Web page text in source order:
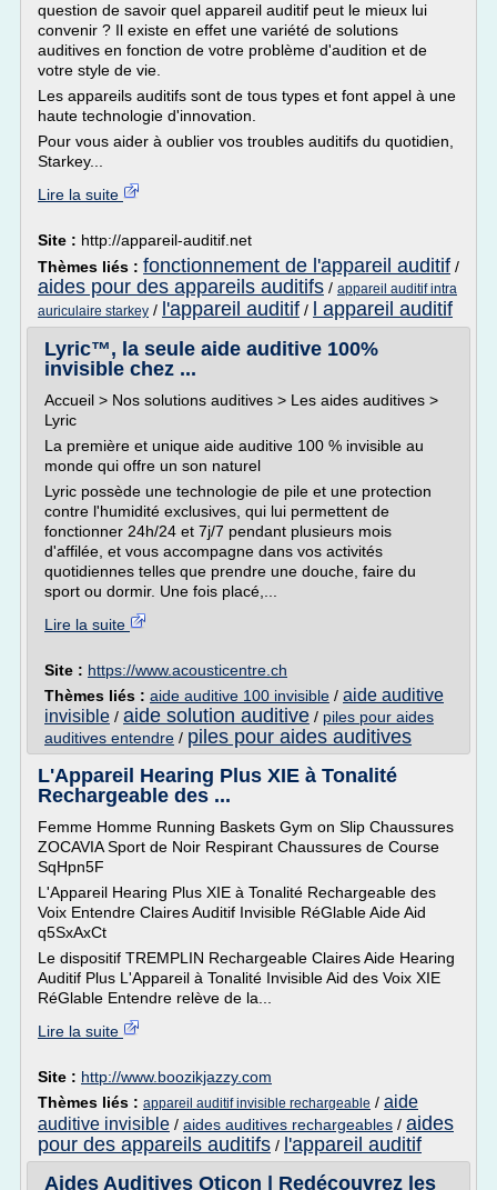
question de savoir quel appareil auditif peut le mieux lui
convenir ? Il existe en effet une variété de solutions
auditives en fonction de votre problème d'audition et de
votre style de vie.
Les appareils auditifs sont de tous types et font appel à une
haute technologie d'innovation.
Pour vous aider à oublier vos troubles auditifs du quotidien,
Starkey...
Lire la suite
Site : http://appareil-auditif.net
Thèmes liés : fonctionnement de l'appareil auditif /
aides pour des appareils auditifs / appareil auditif intra
auriculaire starkey / l'appareil auditif /
l appareil auditif
Lyric™, la seule aide auditive 100%
invisible chez ...
Accueil > Nos solutions auditives > Les aides auditives >
Lyric
La première et unique aide auditive 100 % invisible au
monde qui offre un son naturel
Lyric possède une technologie de pile et une protection
contre l'humidité exclusives, qui lui permettent de
fonctionner 24h/24 et 7j/7 pendant plusieurs mois
d'affilée, et vous accompagne dans vos activités
quotidiennes telles que prendre une douche, faire du
sport ou dormir. Une fois placé,...
Lire la suite
Site : https://www.acousticentre.ch
Thèmes liés : aide auditive 100 invisible / aide auditive
invisible / aide solution auditive / piles pour aides
auditives entendre / piles pour aides auditives
L'Appareil Hearing Plus XIE à Tonalité
Rechargeable des ...
Femme Homme Running Baskets Gym on Slip Chaussures
ZOCAVIA Sport de Noir Respirant Chaussures de Course
SqHpn5F
L'Appareil Hearing Plus XIE à Tonalité Rechargeable des
Voix Entendre Claires Auditif Invisible RéGlable Aide Aid
q5SxAxCt
Le dispositif TREMPLIN Rechargeable Claires Aide Hearing
Auditif Plus L'Appareil à Tonalité Invisible Aid des Voix XIE
RéGlable Entendre relève de la...
Lire la suite
Site : http://www.boozikjazzy.com
Thèmes liés : appareil auditif invisible rechargeable / aide
auditive invisible / aides auditives rechargeables / aides
pour des appareils auditifs / l'appareil auditif
Aides Auditives Oticon | Redécouvrez les